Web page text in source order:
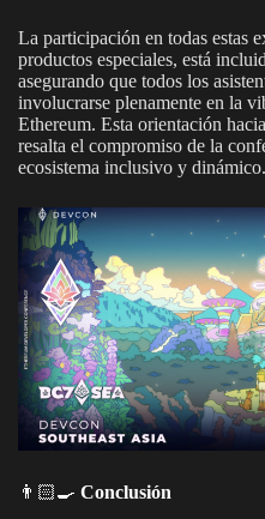
La participación en todas estas
productos especiales, está
asegurando que todos los
involucrarse plenamente en la
Ethereum. Esta orientación
resalta el compromiso de la
ecosistema inclusivo y dinámico.
👨🏻‍🍳 Conclusión